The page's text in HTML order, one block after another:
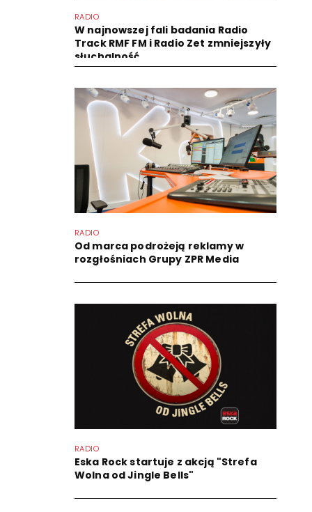
RADIO
W najnowszej fali badania Radio
Track RMF FM i Radio Zet zmniejszyły
słuchalność
RADIO
Od marca podrożeją reklamy w
rozgłośniach Grupy ZPR Media
RADIO
Eska Rock startuje z akcją "Strefa
Wolna od Jingle Bells"